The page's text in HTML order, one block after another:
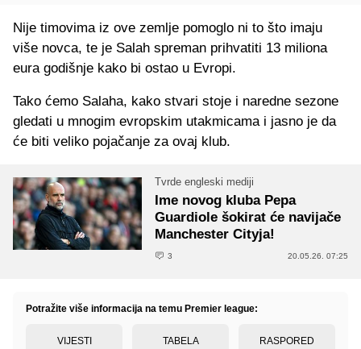
Nije timovima iz ove zemlje pomoglo ni to što imaju
više novca, te je Salah spreman prihvatiti 13 miliona
eura godišnje kako bi ostao u Evropi.
Tako ćemo Salaha, kako stvari stoje i naredne sezone
gledati u mnogim evropskim utakmicama i jasno je da
će biti veliko pojačanje za ovaj klub.
Tvrde engleski mediji
Ime novog kluba Pepa
Guardiole šokirat će navijače
Manchester Cityja!
3 20.05.26. 07:25
Potražite više informacija na temu Premier league:
VIJESTI TABELA RASPORED